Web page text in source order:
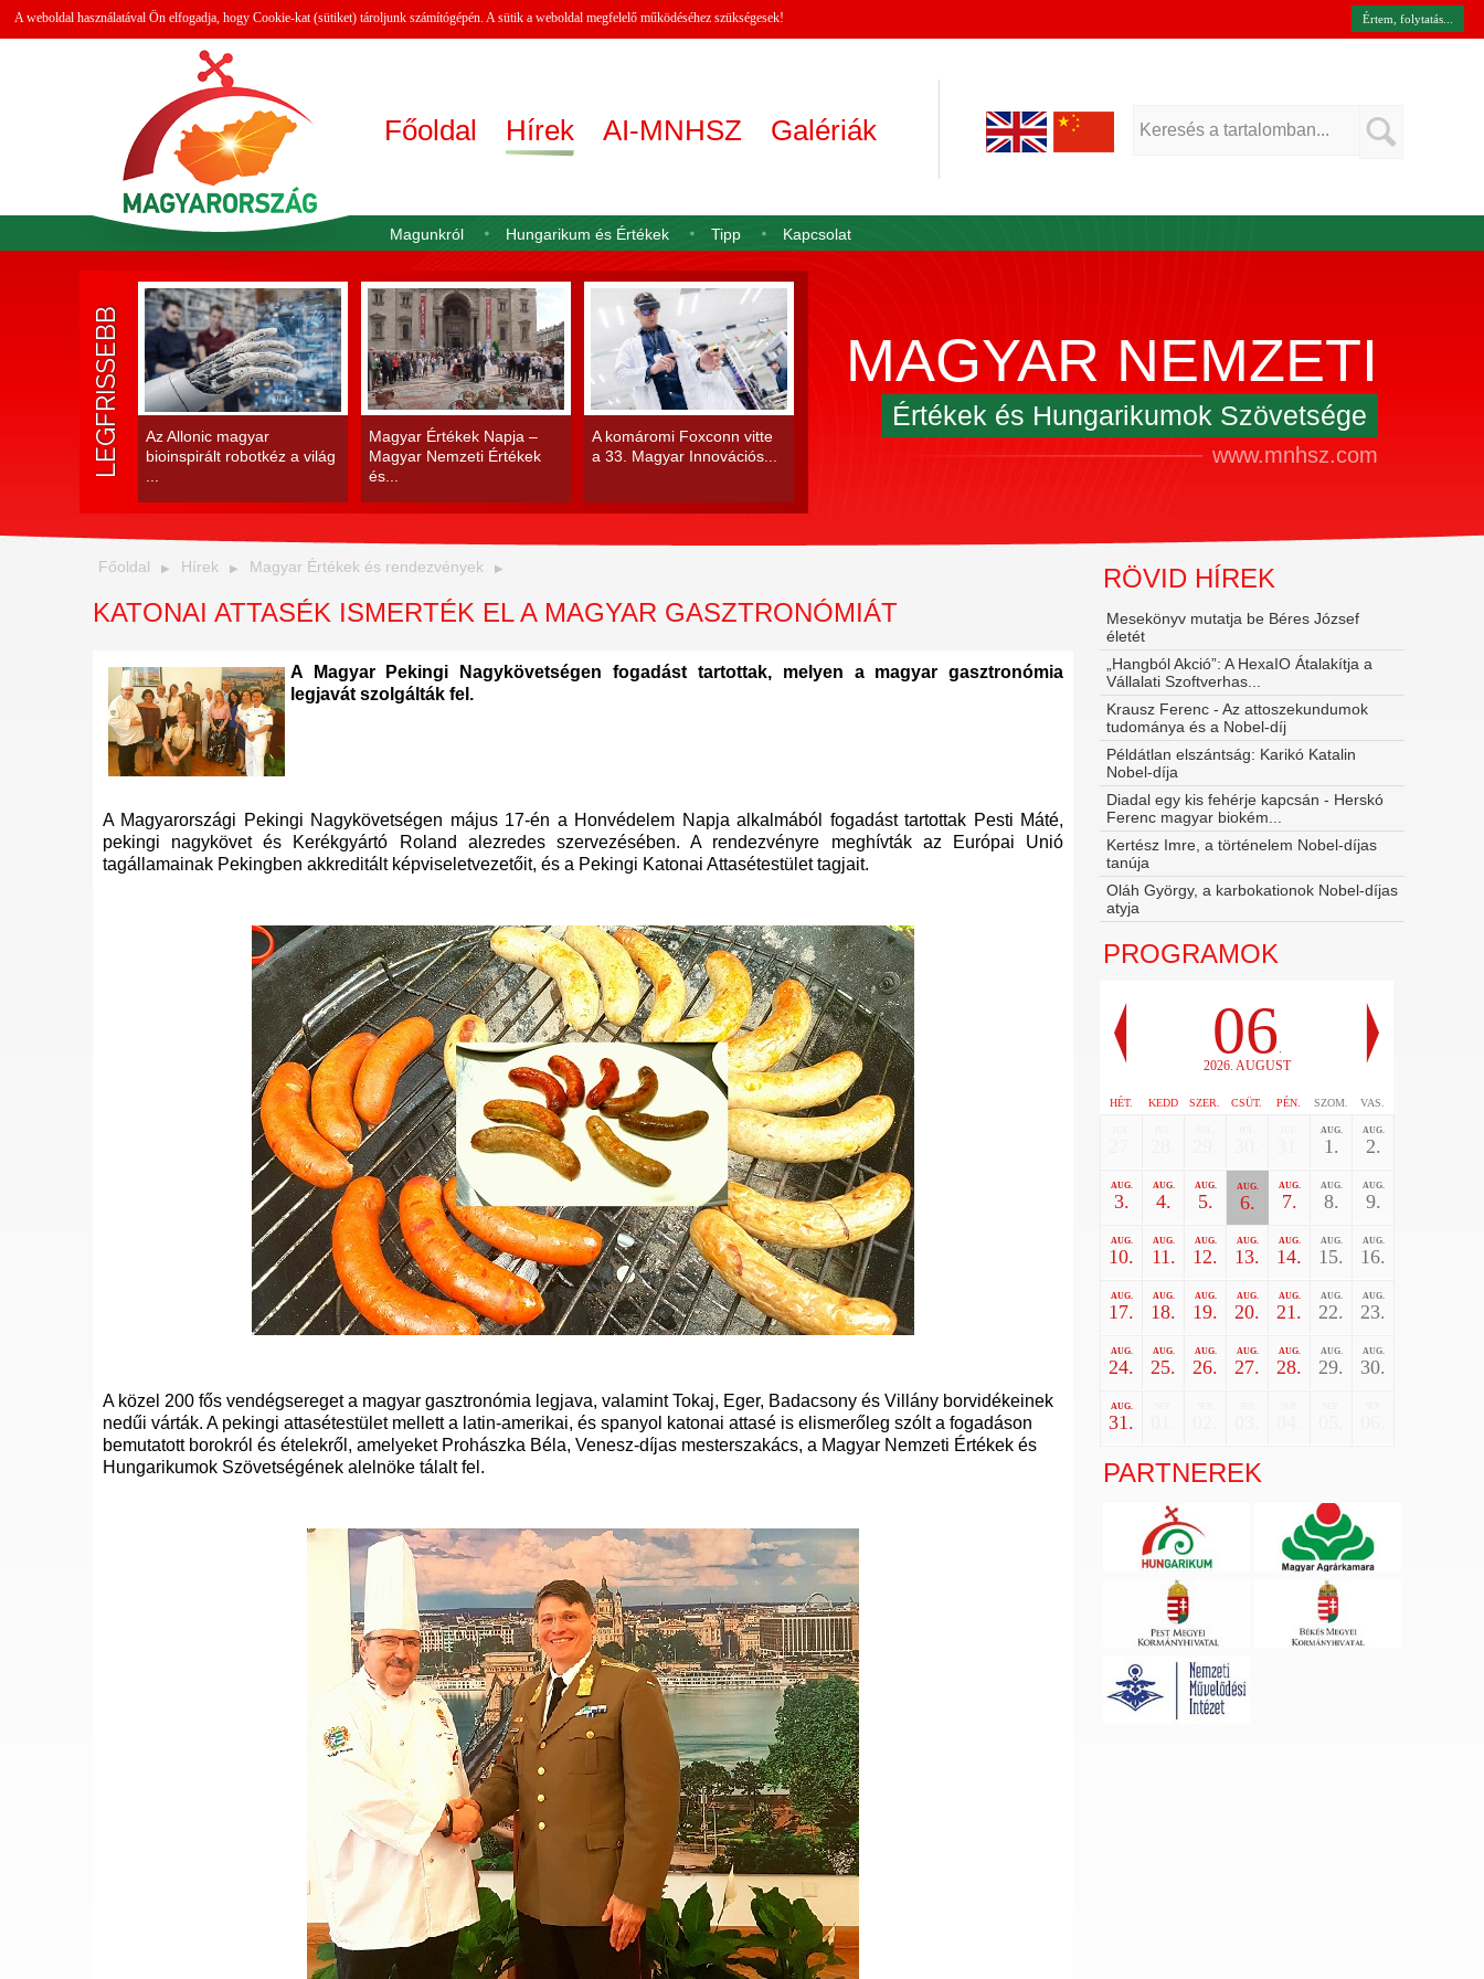
A weboldal használatával Ön elfogadja, hogy Cookie-kat (sütiket) tároljunk számítógépén. A sütik a weboldal megfelelő működéséhez szükségesek! Értem, folytatás...
Főoldal Hírek AI-MNHSZ Galériák
Magunkról Hungarikum és Értékek Tipp Kapcsolat
LEGFRISSEBB
Az Allonic magyar
bioinspirált robotkéz a világ
Magyar Értékek Napja –
Magyar Nemzeti Értékek
és...
A komáromi Foxconn vitte
a 33. Magyar Innovációs...
MAGYAR NEMZETI
Értékek és Hungarikumok Szövetsége
www.mnhsz.com
Főoldal Hírek Magyar Értékek és rendezvények
KATONAI ATTASÉK ISMERTÉK EL A MAGYAR GASZTRONÓMIÁT
A Magyar Pekingi Nagykövetségen fogadást tartottak, melyen a magyar gasztronómia
legjavát szolgálták fel.
A Magyarországi Pekingi Nagykövetségen május 17-én a Honvédelem Napja alkalmából fogadást tartottak Pesti Máté,
pekingi nagykövet és Kerékgyártó Roland alezredes szervezésében. A rendezvényre meghívták az Európai Unió
tagállamainak Pekingben akkreditált képviseletvezetőit, és a Pekingi Katonai Attasétestület tagjait.
A közel 200 fős vendégsereget a magyar gasztronómia legjava, valamint Tokaj, Eger, Badacsony és Villány borvidékeinek
nedűi várták. A pekingi attasétestület mellett a latin-amerikai, és spanyol katonai attasé is elismerőleg szólt a fogadáson
bemutatott borokról és ételekről, amelyeket Prohászka Béla, Venesz-díjas mesterszakács, a Magyar Nemzeti Értékek és
Hungarikumok Szövetségének alelnöke tálalt fel.
RÖVID HÍREK
Mesekönyv mutatja be Béres József
életét
„Hangból Akció”: A HexaIO Átalakítja a
Vállalati Szoftverhas...
Krausz Ferenc - Az attoszekundumok
tudománya és a Nobel‑díj
Példátlan elszántság: Karikó Katalin
Nobel-díja
Diadal egy kis fehérje kapcsán - Herskó
Ferenc magyar biokém...
Kertész Imre, a történelem Nobel-díjas
tanúja
Oláh György, a karbokationok Nobel-díjas
atyja
PROGRAMOK
06.
2026. AUGUST
HÉT. KEDD SZER. CSÜT. PÉN. SZOM. VAS.
AUG.
1.
AUG.
2.
AUG.
3.
AUG.
4.
AUG.
5.
AUG.
6.
AUG.
7.
AUG.
8.
AUG.
9.
AUG.
10.
AUG.
11.
AUG.
12.
AUG.
13.
AUG.
14.
AUG.
15.
AUG.
16.
AUG.
17.
AUG.
18.
AUG.
19.
AUG.
20.
AUG.
21.
AUG.
22.
AUG.
23.
AUG.
24.
AUG.
25.
AUG.
26.
AUG.
27.
AUG.
28.
AUG.
29.
AUG.
30.
AUG.
31.
PARTNEREK